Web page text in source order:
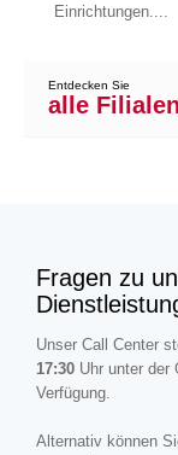
Einrichtungen....
Entdecken Sie
alle Filialen
Fragen zu
Unser Call Center
17:30 Uhr unter der
Verfügung.
Alternativ können